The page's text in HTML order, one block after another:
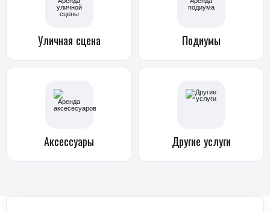
Уличная сцена Подиумы
Аксессуары Другие услуги